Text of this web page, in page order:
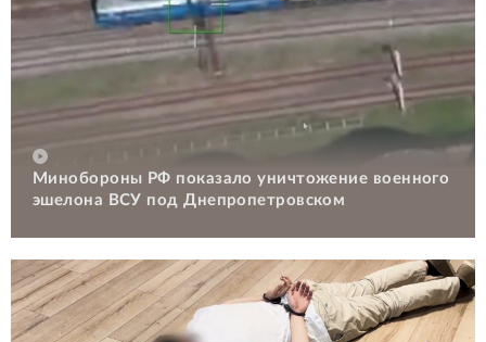
Минобороны РФ показало уничтожение военного
эшелона ВСУ под Днепропетровском